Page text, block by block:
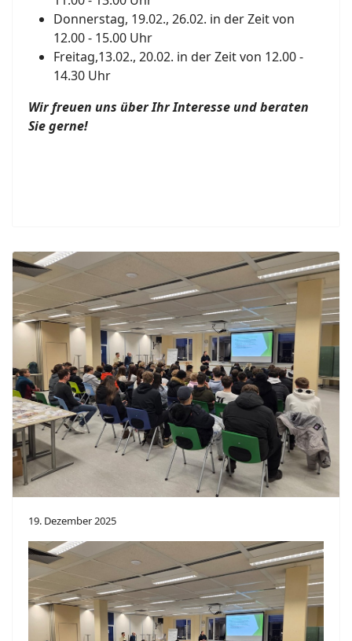
Donnerstag, 19.02., 26.02. in der Zeit von
12.00 - 15.00 Uhr
Freitag,13.02., 20.02. in der Zeit von 12.00 -
14.30 Uhr
Wir freuen uns über Ihr Interesse und beraten
Sie gerne!
19. Dezember 2025